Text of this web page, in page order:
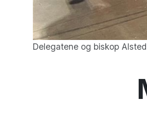
Delegatene og biskop